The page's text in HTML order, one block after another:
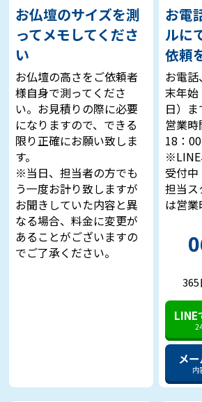
母親の自宅を建て替えることにな
壇をどうするか家族会議して、
なりました。ネットで検索して
一休堂さんが最初に出てきて、
みると、かなり丁寧に相談にのっ
こにお願いすることになりまし
て満足です。
新潟県在住 金岡
引越しをすることになったので、
不用品の処分が必要となりました
不用品は粗大ゴミとして片付け
仏壇だけはゴミとして処分するこ
たので、仏壇供養の一休堂さん
さりました。他、何件かの業者さ
わせもしましたが、最終的に仏
さんの対応が好印象でお任せし
で、供養と処分をお願いし、丁
てもらえました。お世話になり
とうございました。
お仏壇のサイズを測
ってメモしてくださ
い
お仏壇の高さをご依頼者
様自身で測ってくださ
い。お見積りの際に必要
になりますので、できる
限り正確にお願い致しま
す。
※当日、担当者の方でも
う一度お計り致しますが
お聞きしていた内容と異
なる場合、料金に変更が
あることがございますの
でご了承ください。
お電
ルに
依頼
お電
末年
日）
営業
18：
※LINE
受付中
担当ス
は営
LINE
メ
内